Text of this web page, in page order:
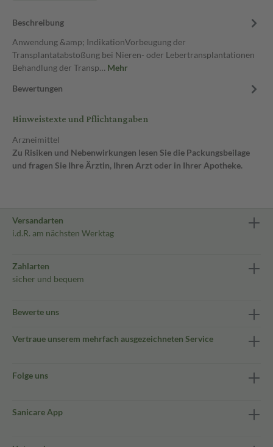
Beschreibung
Anwendung &amp; IndikationVorbeugung der
Transplantatabstoßung bei Nieren- oder Lebertransplantationen
Behandlung der Transp… Mehr
Bewertungen
Hinweistexte und Pflichtangaben
Arzneimittel
Zu Risiken und Nebenwirkungen lesen Sie die Packungsbeilage
und fragen Sie Ihre Ärztin, Ihren Arzt oder in Ihrer Apotheke.
Versandarten
i.d.R. am nächsten Werktag
Zahlarten
sicher und bequem
Bewerte uns
Vertraue unserem mehrfach ausgezeichneten Service
Folge uns
Sanicare App